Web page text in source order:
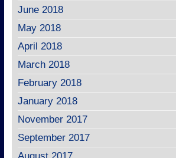
June 2018
May 2018
April 2018
March 2018
February 2018
January 2018
November 2017
September 2017
August 2017